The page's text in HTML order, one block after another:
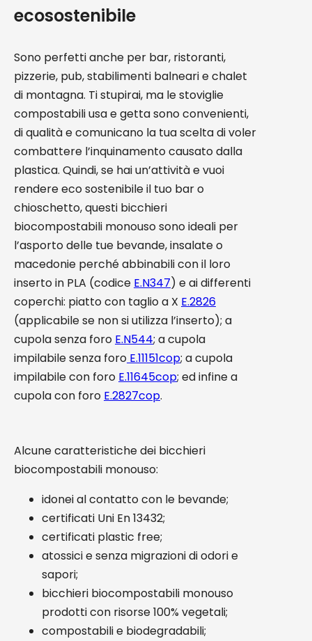
ecosostenibile
Sono perfetti anche per bar, ristoranti,
pizzerie, pub, stabilimenti balneari e chalet
di montagna. Ti stupirai, ma le stoviglie
compostabili usa e getta sono convenienti,
di qualità e comunicano la tua scelta di voler
combattere l’inquinamento causato dalla
plastica. Quindi, se hai un’attività e vuoi
rendere eco sostenibile il tuo bar o
chioschetto, questi bicchieri
biocompostabili monouso sono ideali per
l’asporto delle tue bevande, insalate o
macedonie perché abbinabili con il loro
inserto in PLA (codice E.N347) e ai differenti
coperchi: piatto con taglio a X E.2826
(applicabile se non si utilizza l’inserto); a
cupola senza foro E.N544; a cupola
impilabile senza foro E.11151cop; a cupola
impilabile con foro E.11645cop; ed infine a
cupola con foro E.2827cop.
Alcune caratteristiche dei bicchieri
biocompostabili monouso:
idonei al contatto con le bevande;
certificati Uni En 13432;
certificati plastic free;
atossici e senza migrazioni di odori e
sapori;
bicchieri biocompostabili monouso
prodotti con risorse 100% vegetali;
compostabili e biodegradabili;